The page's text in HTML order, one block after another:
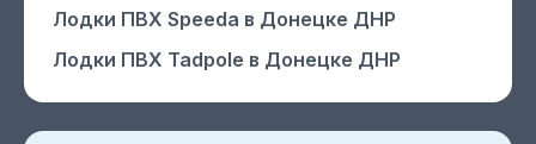
Лодки ПВХ Speeda в Донецке ДНР
Лодки ПВХ Tadpole в Донецке ДНР